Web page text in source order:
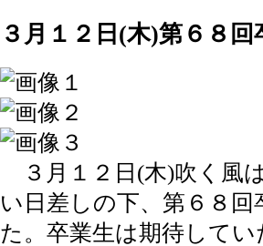
３月１２日(木)第６８
３月１２日(木)吹く風
い日差しの下、第６８
た。卒業生は期待して